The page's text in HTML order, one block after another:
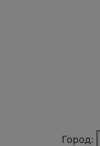
Город: